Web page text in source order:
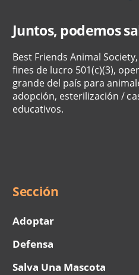
Juntos, podemos
Best Friends Animal
fines de lucro 501(c)(3),
grande del país para
adopción, esterilización /
educativos.
Menu
Sección
Adoptar
Defensa
Salva Una Mascota